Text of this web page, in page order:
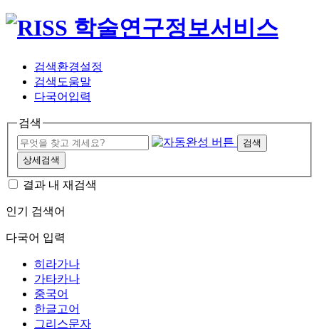
검색환경설정
검색도움말
다국어입력
검색
검색
상세검색
결과 내 재검색
인기 검색어
다국어 입력
히라가나
가타카나
중국어
한글고어
그리스문자